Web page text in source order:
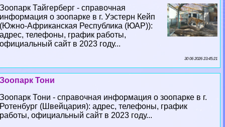
Зоопарк Тайгерберг - справочная
информация о зоопарке в г. Уэстерн Кейп
(Южно-Африканская Республика (ЮАР)):
адрес, телефоны, график работы,
официальный сайт в 2023 году...
30 06 2026 23:45:21
Зоопарк Тони
Зоопарк Тони - справочная информация о зоопарке в г.
Ротенбург (Швейцария): адрес, телефоны, график
работы, официальный сайт в 2023 году...